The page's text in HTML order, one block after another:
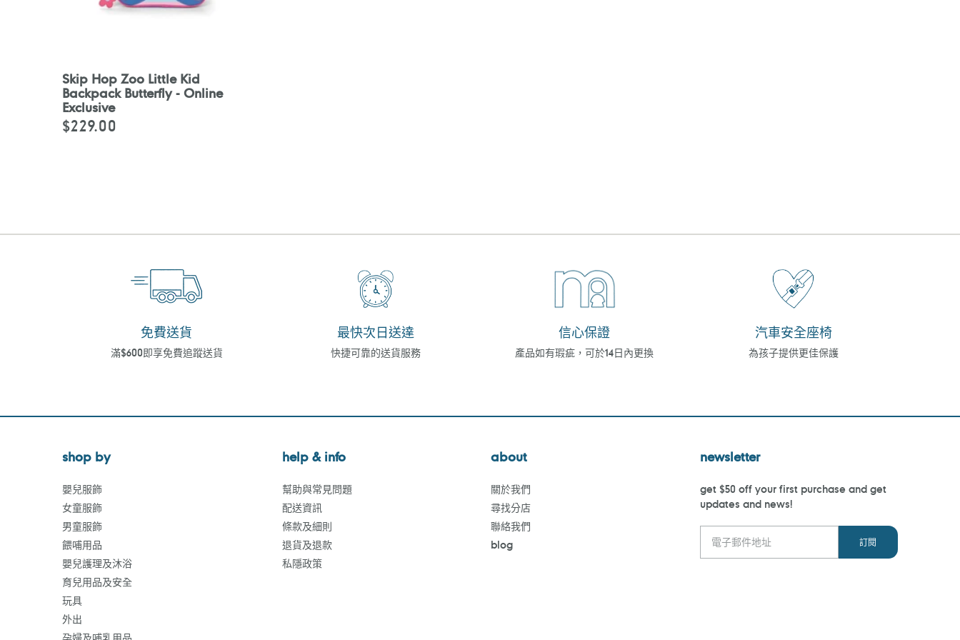
Skip Hop Zoo Little Kid
Backpack Butterfly - Online
Exclusive
定
$229.00
免費送貨
滿$600即享免費追蹤送貨
最快次日送達
快捷可靠的送貨服務
信心保證
產品如有瑕疵，可於14日內更換
汽車安全座椅
為孩子提供更佳保護
shop by
嬰兒服飾
女童服飾
男童服飾
餵哺用品
嬰兒護理及沐浴
育兒用品及安全
玩具
外出
help & info
幫助與常見問題
配送資訊
條款及細則
退貨及退款
私隱政策
about
關於我們
尋找分店
聯絡我們
blog
newsletter
get $50 off your first purchase and get
updates and news!